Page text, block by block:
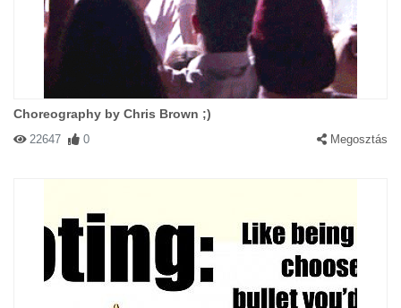
Choreography by Chris Brown ;)
22647 0 Megosztás